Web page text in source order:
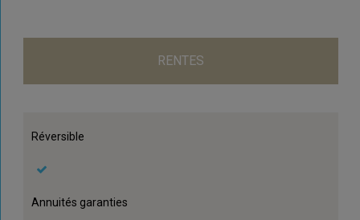
RENTES
Réversible
Annuités garanties